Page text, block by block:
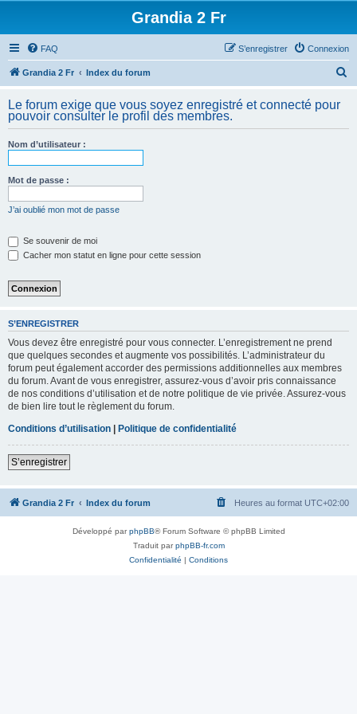
Grandia 2 Fr
FAQ Connexion
S’enregistrer
Grandia 2 Fr Index du forum
h
Le forum exige que vous soyez enregistré et connecté pour
pouvoir consulter le profil des membres.
Nom d’utilisateur :
Mot de passe :
J’ai oublié mon mot de passe
Se souvenir de moi
Cacher mon statut en ligne pour cette session
S’ENREGISTRER
Vous devez être enregistré pour vous connecter. L’enregistrement ne prend
que quelques secondes et augmente vos possibilités. L’administrateur du
forum peut également accorder des permissions additionnelles aux membres
du forum. Avant de vous enregistrer, assurez-vous d’avoir pris connaissance
de nos conditions d’utilisation et de notre politique de vie privée. Assurez-vous
de bien lire tout le règlement du forum.
Conditions d’utilisation | Politique de confidentialité
S’enregistrer
Grandia 2 Fr Index du forum Heures au format UTC+02:00
Développé parphpBB® Forum Software © phpBB Limited
Traduit parphpBB-fr.com
Confidentialité | Conditions